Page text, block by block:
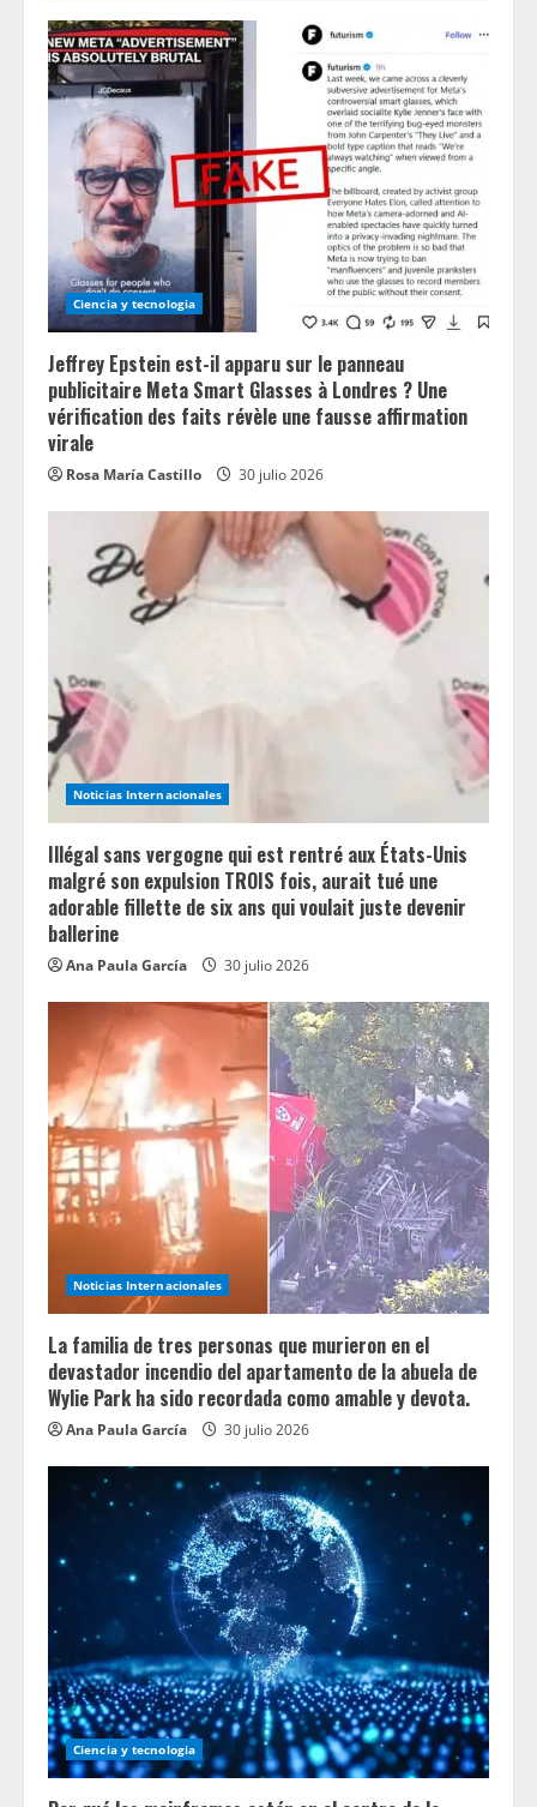
Ciencia y tecnologia
Jeffrey Epstein est-il apparu sur le panneau
publicitaire Meta Smart Glasses à Londres ? Une
vérification des faits révèle une fausse affirmation
virale
Rosa María Castillo 30 julio 2026
Noticias Internacionales
Illégal sans vergogne qui est rentré aux États-Unis
malgré son expulsion TROIS fois, aurait tué une
adorable fillette de six ans qui voulait juste devenir
ballerine
Ana Paula García 30 julio 2026
Noticias Internacionales
La familia de tres personas que murieron en el
devastador incendio del apartamento de la abuela de
Wylie Park ha sido recordada como amable y devota.
Ana Paula García 30 julio 2026
Ciencia y tecnologia